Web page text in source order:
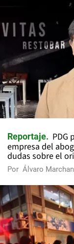
Reportaje
PDG
empresa del
dudas sobre el
Por Álvaro